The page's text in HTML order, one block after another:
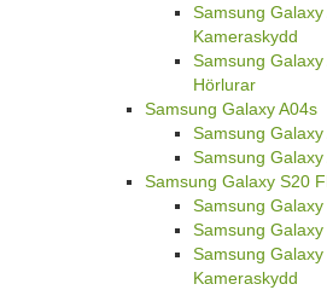
Samsung
Kameraskydd
Samsung
Hörlurar
Samsung Galaxy A04s
Samsung
Samsung Galaxy
Samsung Galaxy S20
Samsung
Samsung
Samsung
Kameraskydd